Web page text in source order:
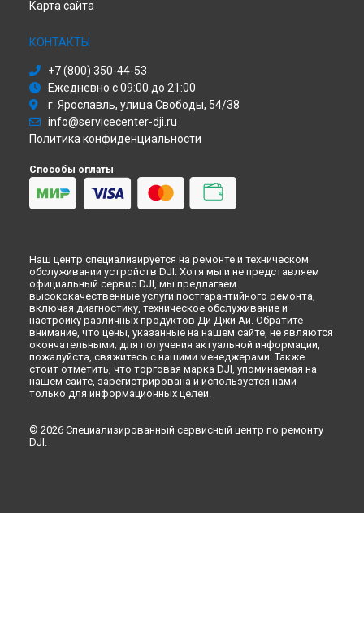
Диагностика квадрокоптера DJI в
Диагностика квадрокоптера DJI в
Карта сайта
КОНТАКТЫ
+7 (800) 350-44-53
Ежедневно с 09:00 до 21:00
г. Ярославль, улица Свободы, 54/38
info@servicecenter-dji.ru
Политика конфиденциальности
Способы оплаты
Наш центр специализируется на ремонте и техническом
обслуживании устройств DJI. Хотя мы и не представляем
официальный сервис DJI, мы предлагаем
высококачественные услуги постгарантийного ремонта,
включая диагностику, техническое обслуживание и
настройку различных продуктов Ди Джи Ай. Обратите
внимание, что цены, указанные на нашем сайте, не являются
окончательными; для получения актуальной информации,
пожалуйста, свяжитесь с нашими менеджерами. Также
стоит отметить, что торговая марка DJI, упоминаемая на
нашем сайте, зарегистрирована и используется нами
только для информационных целей.
© 2026 Специализированный сервисный центр по ремонту
DJI.